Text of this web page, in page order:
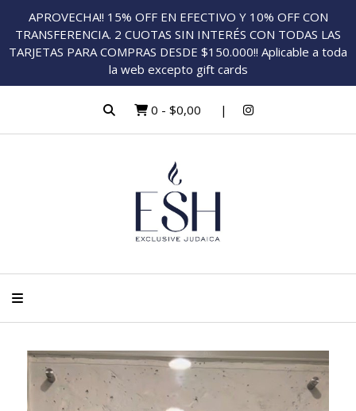
APROVECHA!! 15% OFF EN EFECTIVO Y 10% OFF CON
TRANSFERENCIA. 2 CUOTAS SIN INTERÉS CON TODAS LAS
TARJETAS PARA COMPRAS DESDE $150.000!! Aplicable a toda
la web excepto gift cards
0 - $0,00